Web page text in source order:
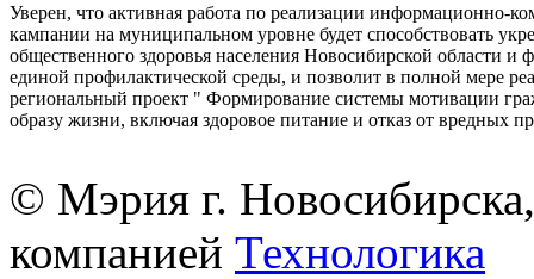
Уверен, что активная работа по реализации информационно-
кампании на муниципальном уровне будет способствовать
общественного здоровья населения Новосибирской области и
единой профилактической среды, и позволит в полной мере
региональный проект " Формирование системы мотивации
образу жизни, включая здоровое питание и отказ от вредных
© Мэрия г.
компанией Технологика